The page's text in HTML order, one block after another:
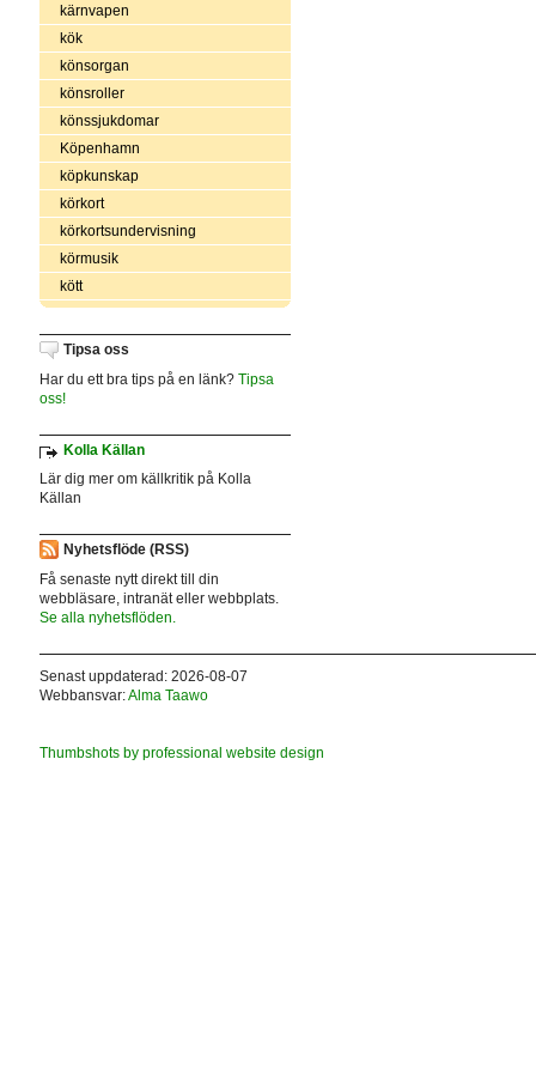
kärnvapen
kök
könsorgan
könsroller
könssjukdomar
Köpenhamn
köpkunskap
körkort
körkortsundervisning
körmusik
kött
Tipsa oss
Har du ett bra tips på en länk? Tipsa
oss!
Kolla Källan
Lär dig mer om källkritik på Kolla
Källan
Nyhetsflöde (RSS)
Få senaste nytt direkt till din
webbläsare, intranät eller webbplats.
Se alla nyhetsflöden.
Senast uppdaterad: 2026-08-07
Webbansvar:Alma Taawo
Thumbshots by professional website design